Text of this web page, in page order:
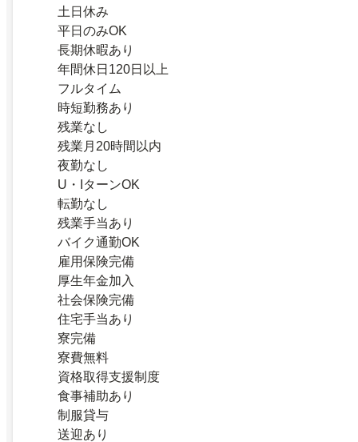
土日休み
平日のみOK
長期休暇あり
年間休日120日以上
フルタイム
時短勤務あり
残業なし
残業月20時間以内
夜勤なし
U・IターンOK
転勤なし
残業手当あり
バイク通勤OK
雇用保険完備
厚生年金加入
社会保険完備
住宅手当あり
寮完備
寮費無料
資格取得支援制度
食事補助あり
制服貸与
送迎あり